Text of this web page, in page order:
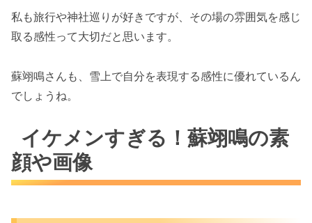
私も旅行や神社巡りが好きですが、その場の雰囲気を感じ
取る感性って大切だと思います。
蘇翊鳴さんも、雪上で自分を表現する感性に優れているん
でしょうね。
イケメンすぎる！蘇翊鳴の素
顔や画像